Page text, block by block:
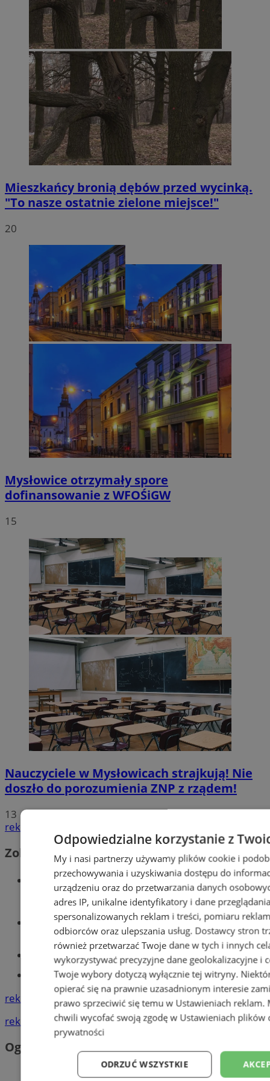
Mieszkańcy bronią dębów przed wycinką.
"To nasze ostatnie zielone miejsce!"
20
Mysłowice otrzymały spore
dofinansowanie z WFOŚiGW
15
Nauczyciele w Mysłowicach strajkują! Nie
doszło do porozumienia ZNP z rządem!
13
reklama
Zobacz również
Wiadomości kryminalne w
Mysłowicach
Wiadomości lokalne
Kursy języka angielskiego
Tworzenie stron www - Mysłowice
reklama
reklama
Ogłoszenia
Odpowiedzialne korzystanie z
My i nasi partnerzy używamy plików cookie i
przechowywania i uzyskiwania dostępu do
urządzeniu oraz do przetwarzania danych
adres IP, unikalne identyfikatory i dane
spersonalizowanych reklam i treści, pomiaru
odbiorców oraz ulepszania usług. Dostawcy stron
również przetwarzać Twoje dane w tych i innych
wykorzystywać precyzyjne dane geolokalizacyjne i
Twoje wybory dotyczą wyłącznie tej witryny.
opierać się na prawnie uzasadnionym interesie
prawo sprzeciwić się temu w Ustawieniach reklam.
chwili wycofać swoją zgodę w Ustawieniach plików
prywatności
ODRZUĆ WSZYSTKIE